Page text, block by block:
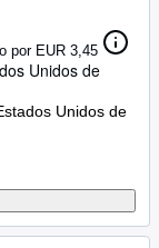
por EUR 3,45
Unidos de
Unidos de